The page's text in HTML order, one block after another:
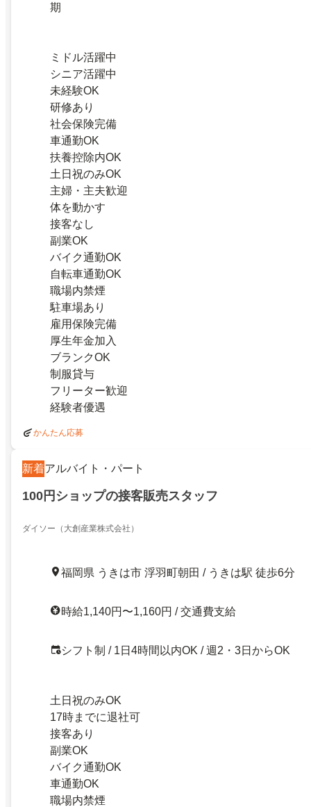
期
ミドル活躍中
シニア活躍中
未経験OK
研修あり
社会保険完備
車通勤OK
扶養控除内OK
土日祝のみOK
主婦・主夫歓迎
体を動かす
接客なし
副業OK
バイク通勤OK
自転車通勤OK
職場内禁煙
駐車場あり
雇用保険完備
厚生年金加入
ブランクOK
制服貸与
フリーター歓迎
経験者優遇
かんたん応募
新着アルバイト・パート
100円ショップの接客販売スタッフ
ダイソー（大創産業株式会社）
福岡県 うきは市 浮羽町朝田 / うきは駅 徒歩6分
時給1,140円〜1,160円 / 交通費支給
シフト制 / 1日4時間以内OK / 週2・3日からOK
土日祝のみOK
17時までに退社可
接客あり
副業OK
バイク通勤OK
車通勤OK
職場内禁煙